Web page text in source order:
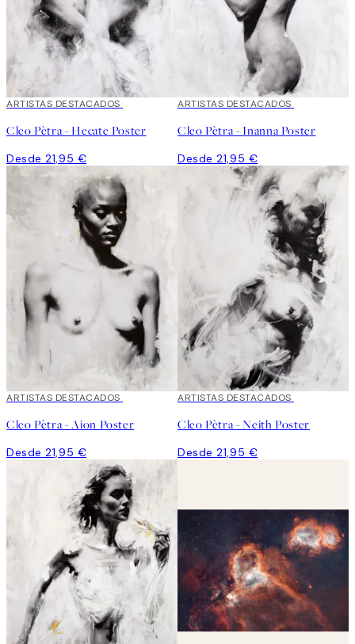
ARTISTAS DESTACADOS
Cleo Pètra - Hecate Poster
Desde 21,95 €
ARTISTAS DESTACADOS
Cleo Pètra - Inanna Poster
Desde 21,95 €
ARTISTAS DESTACADOS
Cleo Pètra - Aion Poster
Desde 21,95 €
ARTISTAS DESTACADOS
Cleo Pètra - Neith Poster
Desde 21,95 €